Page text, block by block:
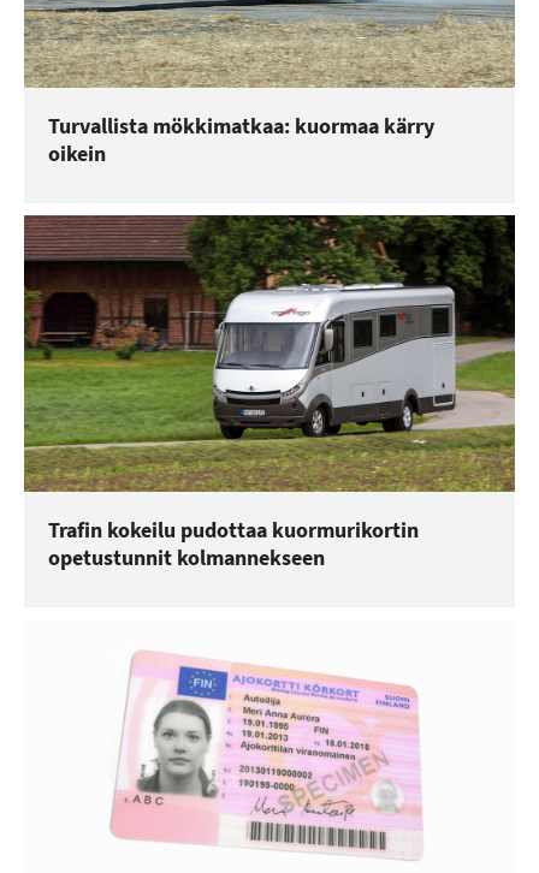
Turvallista mökkimatkaa: kuormaa kärry
oikein
Trafin kokeilu pudottaa kuormurikortin
opetustunnit kolmannekseen